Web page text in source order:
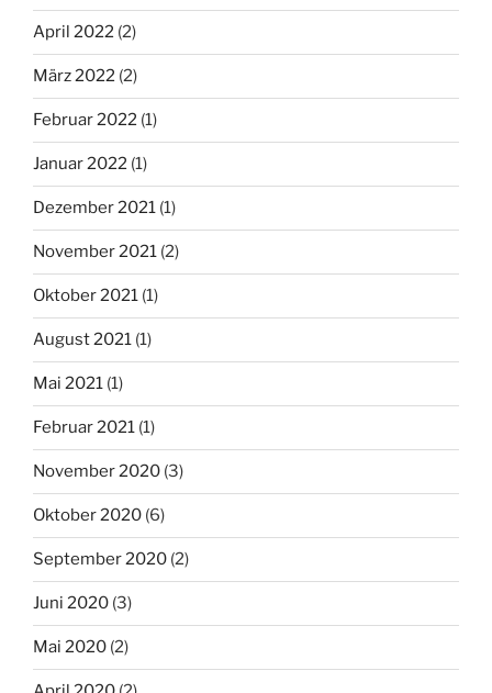
April 2022 (2)
März 2022 (2)
Februar 2022 (1)
Januar 2022 (1)
Dezember 2021 (1)
November 2021 (2)
Oktober 2021 (1)
August 2021 (1)
Mai 2021 (1)
Februar 2021 (1)
November 2020 (3)
Oktober 2020 (6)
September 2020 (2)
Juni 2020 (3)
Mai 2020 (2)